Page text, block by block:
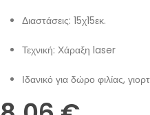
Διαστάσεις: 15χ15εκ.
Τεχνική: Χάραξη laser
Ιδανικό για δώρο φιλίας,